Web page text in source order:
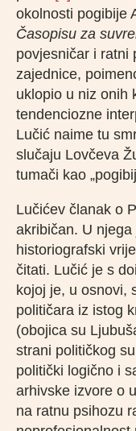
okolnosti pogibije
Časopisu za
povjesničar i ratni
zajednice,
uklopio u niz onih
tendenciozne
Lučić naime tu
slučaju Lovčeva
tumači kao
Lučićev članak o
akribičan. U
historiografski
čitati. Lučić je s
kojoj je, u osnovi,
političara iz istog
(obojica su
strani političkog
politički logično i
arhivske izvore o
na ratnu psihozu